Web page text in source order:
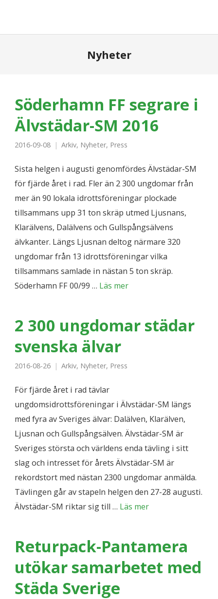
Nyheter
Söderhamn FF segrare i
Älvstädar-SM 2016
2016-09-08 Arkiv, Nyheter, Press
Sista helgen i augusti genomfördes Älvstädar-SM
för fjärde året i rad. Fler än 2 300 ungdomar från
mer än 90 lokala idrottsföreningar plockade
tillsammans upp 31 ton skräp utmed Ljusnans,
Klarälvens, Dalälvens och Gullspångsälvens
älvkanter. Längs Ljusnan deltog närmare 320
ungdomar från 13 idrottsföreningar vilka
tillsammans samlade in nästan 5 ton skräp.
Söderhamn FF 00/99 … Läs mer
2 300 ungdomar städar
svenska älvar
2016-08-26 Arkiv, Nyheter, Press
För fjärde året i rad tävlar
ungdomsidrottsföreningar i Älvstädar-SM längs
med fyra av Sveriges älvar: Dalälven, Klarälven,
Ljusnan och Gullspångsälven. Älvstädar-SM är
Sveriges största och världens enda tävling i sitt
slag och intresset för årets Älvstädar-SM är
rekordstort med nästan 2300 ungdomar anmälda.
Tävlingen går av stapeln helgen den 27-28 augusti.
Älvstädar-SM riktar sig till … Läs mer
Returpack-Pantamera
utökar samarbetet med
Städa Sverige